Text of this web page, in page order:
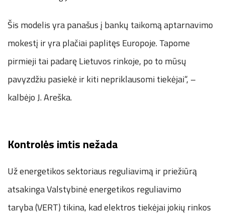
Šis modelis yra panašus į bankų taikomą aptarnavimo
mokestį ir yra plačiai paplitęs Europoje. Tapome
pirmieji tai padarę Lietuvos rinkoje, po to mūsų
pavyzdžiu pasiekė ir kiti nepriklausomi tiekėjai“, –
kalbėjo J. Areška.
Kontrolės imtis nežada
Už energetikos sektoriaus reguliavimą ir priežiūrą
atsakinga Valstybinė energetikos reguliavimo
taryba (VERT) tikina, kad elektros tiekėjai jokių rinkos